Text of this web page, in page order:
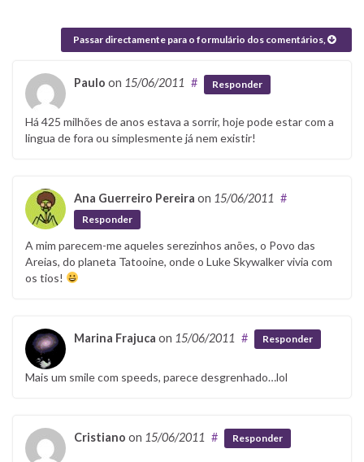
Passar directamente para o formulário dos comentários,
Paulo on 15/06/2011 # Responder
Há 425 milhões de anos estava a sorrir, hoje pode estar com a
lingua de fora ou simplesmente já nem existir!
Ana Guerreiro Pereira on 15/06/2011 #
Responder
A mim parecem-me aqueles serezinhos anões, o Povo das
Areias, do planeta Tatooine, onde o Luke Skywalker vivia com
os tios!
Marina Frajuca on 15/06/2011 # Responder
Mais um smile com speeds, parece desgrenhado…lol
Cristiano on 15/06/2011 # Responder